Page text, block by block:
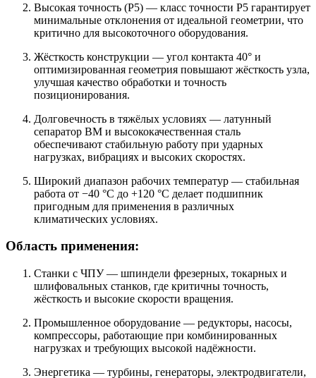
Высокая точность (P5) — класс точности P5 гарантирует
минимальные отклонения от идеальной геометрии, что
критично для высокоточного оборудования.
Жёсткость конструкции — угол контакта 40° и
оптимизированная геометрия повышают жёсткость узла,
улучшая качество обработки и точность
позиционирования.
Долговечность в тяжёлых условиях — латунный
сепаратор BM и высококачественная сталь
обеспечивают стабильную работу при ударных
нагрузках, вибрациях и высоких скоростях.
Широкий диапазон рабочих температур — стабильная
работа от −40 °C до +120 °C делает подшипник
пригодным для применения в различных
климатических условиях.
Область применения:
Станки с ЧПУ — шпиндели фрезерных, токарных и
шлифовальных станков, где критичны точность,
жёсткость и высокие скорости вращения.
Промышленное оборудование — редукторы, насосы,
компрессоры, работающие при комбинированных
нагрузках и требующих высокой надёжности.
Энергетика — турбины, генераторы, электродвигатели,